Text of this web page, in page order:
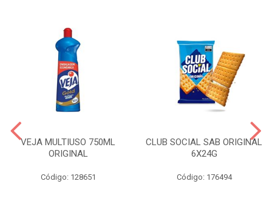
VEJA MULTIUSO 750ML
ORIGINAL
Código: 128651
CLUB SOCIAL SAB ORIGINAL
6X24G
Código: 176494